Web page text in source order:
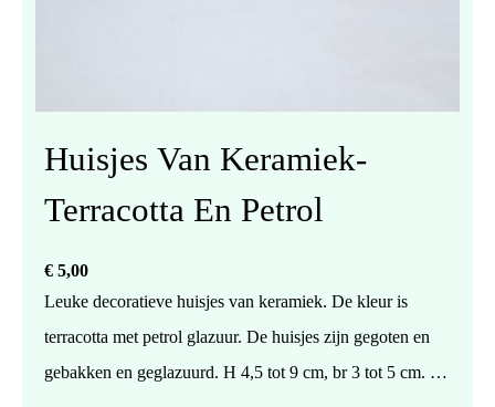
Huisjes Van Keramiek-
Terracotta En Petrol
€ 5,00
Leuke decoratieve huisjes van keramiek. De kleur is
terracotta met petrol glazuur. De huisjes zijn gegoten en
gebakken en geglazuurd. H 4,5 tot 9 cm, br 3 tot 5 cm. De